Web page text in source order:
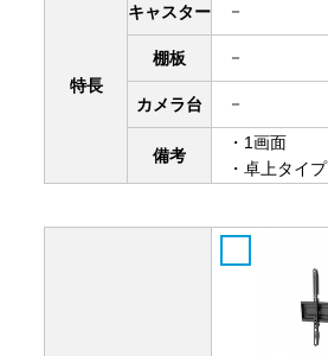
特長
キャスター －
棚板 －
カメラ台 －
備考
・1画面
・卓上タイプ